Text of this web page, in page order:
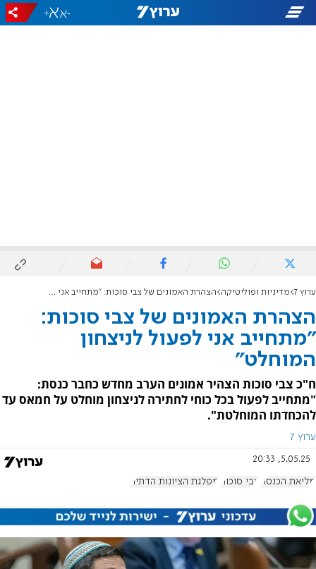
-
+
ערוץ 7 מדיניות ופוליטיקה הצהרת האמונים של צבי סוכות: "מתחייב אני לפעול לניצחון המוחלט"
הצהרת האמונים של צבי סוכות:
"מתחייב אני לפעול לניצחון
המוחלט"
ח"כ צבי סוכות הצהיר אמונים הערב מחדש כחבר כנסת:
"מתחייב לפעול בכל כוחי לחתירה לניצחון מוחלט על חמאס עד
להכחדתו המוחלטת".
ערוץ 7
5.05.25, 20:33
מליאת הכנסת צבי סוכות מפלגת הציונות הדתית